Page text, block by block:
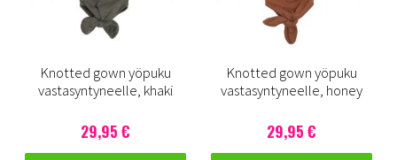
Knotted gown yöpuku
vastasyntyneelle, khaki
29,95 €
Knotted gown yöpuku
vastasyntyneelle, honey
29,95 €